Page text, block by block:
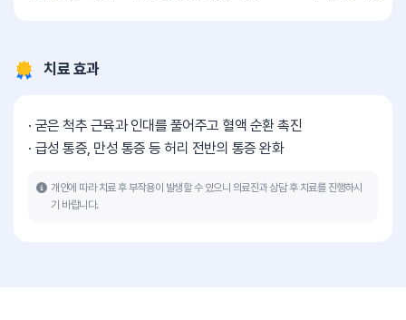
치료 효과
굳은 척추 근육과 인대를 풀어주고 혈액 순환 촉진
급성 통증, 만성 통증 등 허리 전반의 통증 완화
개인에 따라 치료 후 부작용이 발생할 수 있으니 의료진과 상담 후 치료를 진행하시
기 바랍니다.